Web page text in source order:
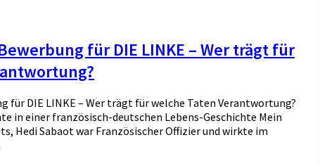
für DIE LINKE – Wer trägt für
für DIE LINKE – Wer trägt für welche Taten Verantwortung?
in einer französisch-deutschen Lebens-Geschichte Mein
Hedi Sabaot war Französischer Offizier und wirkte im